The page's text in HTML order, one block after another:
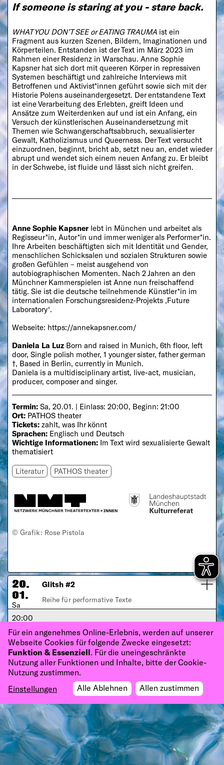
If someone is staring at you - stare back.
WHAT YOU DON’T SEE or EATING TRAUMA ist ein
Fragment aus kurzen Szenen, Bildern, Imaginationen und
Körperteilen. Entstanden ist der Text im März 2023 im
Rahmen einer Residenz in Warschau. Anne Sophie
Kapsner hat sich dort mit queeren Körper in repressiven
Systemen beschäftigt und zahlreiche Interviews mit
Betroffenen und Aktivist*innen geführt sowie sich mit der
Historie Polens auseinandergesetzt. Der entstandene Text
ist eine Verarbeitung des Erlebten, greift Ideen und
Ansätze zum Weiterdenken auf und ist ein Anfang, ein
Versuch der künstlerischen Auseinandersetzung mit
Themen wie Schwangerschaftsabbruch, sexualisierter
Gewalt, Katholizismus und Queerness. Der Text versucht
einzuordnen, beginnt, bricht ab, setzt neu an, endet wieder
abrupt und wendet sich einem neuen Anfang zu. Er bleibt
in der Schwebe, ist fluide und lässt sich nicht greifen.
Anne Sophie Kapsner lebt in München und arbeitet als
Regisseur*in, Autor*in und immer weniger als Performer*in.
Ihre Arbeiten beschäftigten sich mit Identität und Gender,
menschlichen Schicksalen und sozialen Strukturen sowie
großen Gefühlen – meist ausgehend von
autobiographischen Momenten. Nach 2 Jahren an den
Münchner Kammerspielen ist Anne nun freischaffend
tätig. Sie ist die deutsche teilnehmende Künstler*in im
internationalen Forschungsresidenz-Projekts ‚Future
Laboratory‘.
Webseite: https://annekapsner.com/
Daniela La Luz Born and raised in Munich, 6th floor, left
door, Single polish mother, 1 younger sister, father german
†, Based in Berlin, currently in Munich.
Daniela is a multidisciplinary artist, live-act, musician,
producer, composer and singer.
Termin: Sa, 20.01. | Einlass: 20:00, Beginn: 21:00
Ort: PATHOS theater
Tickets: zahlt, was Ihr könnt
Sprachen: Englisch und Deutsch
Wichtige Informationen: Im Text wird sexualisierte Gewalt
thematisiert
Literatur PATHOS theater
© Grafik: Rose Pistola
20.
01.
Sa
Glitsh #2
Reihe für performative Texte
20:00
Für ein angenehmes Online-Erlebnis, werden auf unserer
Webseite Cookies für folgende Zwecke eingesetzt:
Funktion & Essenziell. Für die uneingeschränkte
Nutzung aller Funktionen und Inhalte, bitte der Cookie-
Nutzung zustimmen.
Einstellungen
Alle Ablehnen Allen zustimmen